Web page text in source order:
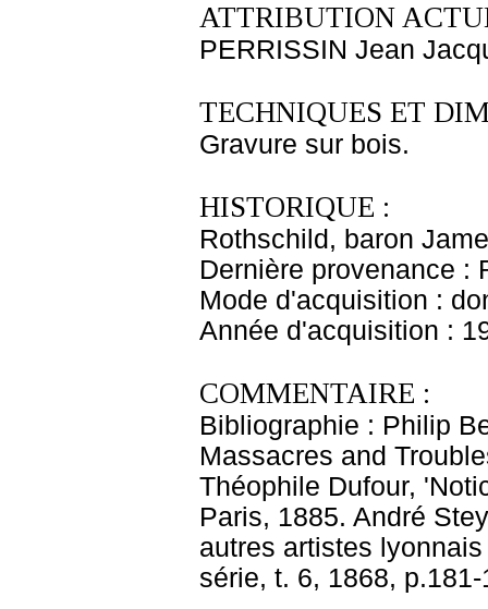
ATTRIBUTION
PERRISSIN Jean
TECHNIQUES ET
Gravure sur bois.
HISTORIQUE :
Rothschild, baron
Dernière provenance :
Mode d'acquisition :
Année d'acquisition :
COMMENTAIRE :
Bibliographie : Philip
Massacres and
Théophile Dufour,
Paris, 1885. André
autres artistes
série, t. 6, 1868, p.181-